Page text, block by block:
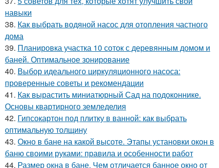
навыки
38. Как выбрать водяной насос для отопления частного
дома
39. Планировка участка 10 соток с деревянным домом и
баней. Оптимальное зонирование
40. Выбор идеального циркуляционного насоса:
проверенные советы и рекомендации
41. Как вырастить миниатюрный Сад на подоконнике.
Основы квартирного земледелия
42. Гипсокартон под плитку в ванной: как выбрать
оптимальную толщину
43. Окно в бане на какой высоте. Этапы установки окон в
баню своими руками: правила и особенности работ
44. Размер окна в бане. Чем отличается банное окно от